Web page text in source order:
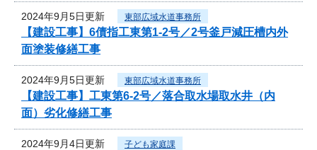
2024年9月5日更新 東部広域水道事務所
【建設工事】6債指工東第1-2号／2号釜戸減圧槽内外
面塗装修繕工事
2024年9月5日更新 東部広域水道事務所
【建設工事】工東第6-2号／落合取水場取水井（内
面）劣化修繕工事
2024年9月4日更新 子ども家庭課